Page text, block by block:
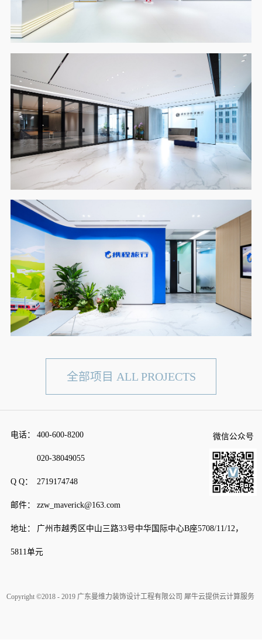
全部项目 ALL PROJECTS
电话： 400-600-8200
020-38049055
Q Q： 2719174748
邮件： zzw_maverick@163.com
地址： 广州市越秀区中山三路33号中华国际中心B座5708/11/12，
5811单元
微信公众号
Copyright ©2018 - 2019 广东曼维力装饰设计工程有限公司 犀牛云提供云计算服务